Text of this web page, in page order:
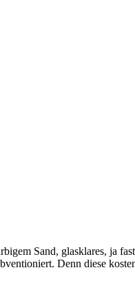
Sand, glasklares, ja
Denn diese